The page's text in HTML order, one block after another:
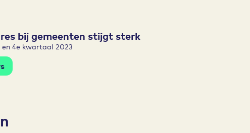
bij gemeenten stijgt sterk
4e kwartaal 2023